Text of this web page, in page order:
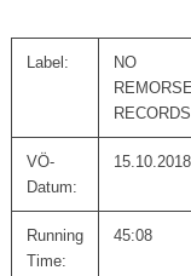
Label:
NO
REMORSE
RECORDS
VÖ-
Datum:
15.10.2018
Running
Time:
45:08